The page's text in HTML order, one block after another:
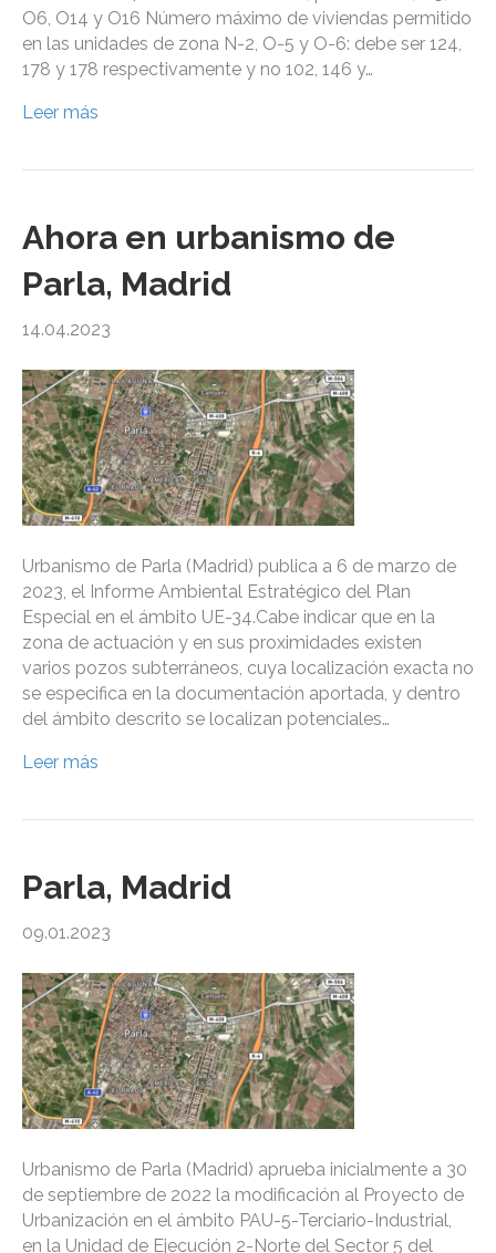
O6, O14 y O16 Número máximo de viviendas permitido
en las unidades de zona N-2, O-5 y O-6: debe ser 124,
178 y 178 respectivamente y no 102, 146 y…
Leer más
Ahora en urbanismo de
Parla, Madrid
14.04.2023
Urbanismo de Parla (Madrid) publica a 6 de marzo de
2023, el Informe Ambiental Estratégico del Plan
Especial en el ámbito UE-34.Cabe indicar que en la
zona de actuación y en sus proximidades existen
varios pozos subterráneos, cuya localización exacta no
se especifica en la documentación aportada, y dentro
del ámbito descrito se localizan potenciales…
Leer más
Parla, Madrid
09.01.2023
Urbanismo de Parla (Madrid) aprueba inicialmente a 30
de septiembre de 2022 la modificación al Proyecto de
Urbanización en el ámbito PAU-5-Terciario-Industrial,
en la Unidad de Ejecución 2-Norte del Sector 5 del